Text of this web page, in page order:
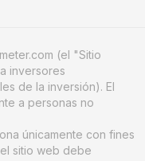
(el "Sitio
inversores
de la inversión). El
a personas no
únicamente con fines
sitio web debe